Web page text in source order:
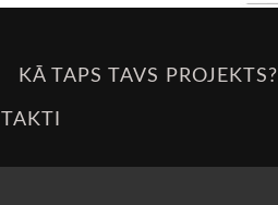
KĀ TAPS TAVS PROJEKTS?